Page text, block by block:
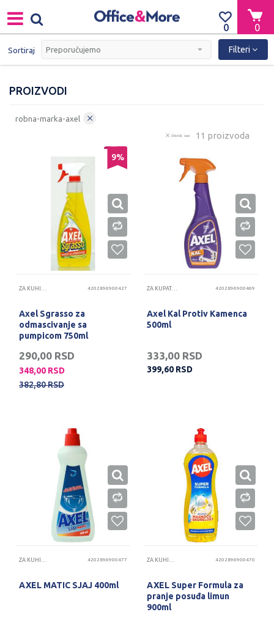
0
0
PROIZVODI
Sortiraj Filteri
robna-marka-axel
11 proizvoda
Obriši sve
9%
ZA KUHINJU 4202896900427
Axel Sgrasso za
odmascivanje sa
pumpicom 750ml
290,00 RSD
348,00 RSD
382,80RSD
ZA KUPATILO 4202896900469
Axel Kal Protiv Kamenca
500ml
333,00 RSD
399,60 RSD
ZA KUHINJU 4202896900477
AXEL MATIC SJAJ 400ml
ZA KUHINJU 4202896900470
AXEL Super Formula za
pranje posuđa limun
900ml